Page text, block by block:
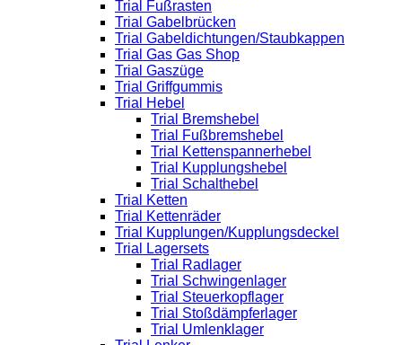
Trial Fußrasten
Trial Gabelbrücken
Trial Gabeldichtungen/Staubkappen
Trial Gas Gas Shop
Trial Gaszüge
Trial Griffgummis
Trial Hebel
Trial Bremshebel
Trial Fußbremshebel
Trial Kettenspannerhebel
Trial Kupplungshebel
Trial Schalthebel
Trial Ketten
Trial Kettenräder
Trial Kupplungen/Kupplungsdeckel
Trial Lagersets
Trial Radlager
Trial Schwingenlager
Trial Steuerkopflager
Trial Stoßdämpferlager
Trial Umlenklager